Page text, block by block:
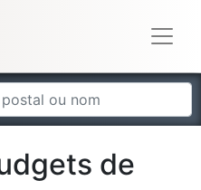
de